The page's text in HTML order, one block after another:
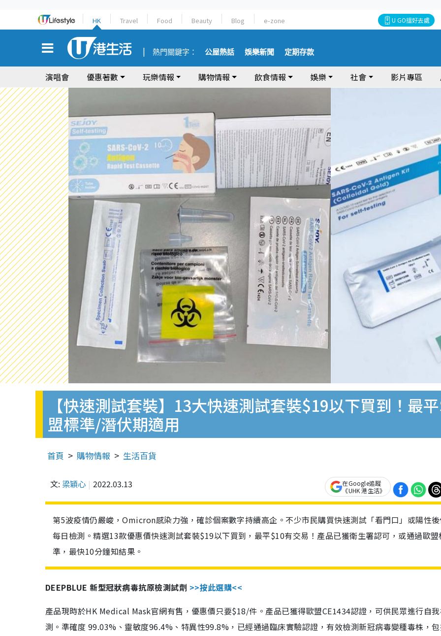
HK Travel Food Beauty Blog e-zone U GO搵好去處
熱門關鍵字： 公屋熱話 娛樂新聞 定期存款
演唱會 優惠著數 玩樂情報 購物情報 飲食情報 娛樂 社會 影片專區
【快速測試套裝】13大快速測試套裝$19以下買到！最
盟標準/潛伏期適用
首頁 購物情報 生活百貨
文: 梁穎心 2022.03.13
在Google追蹤
《UHK 港生活》
第5波疫情仍嚴峻，Omicron感染力強，確診個案數字持續高企。不少市民購買快速測試「看門口」或陽性
每日檢測。精選13款優惠價快速測試套裝$19以下買到，最平$10有交易！產品已獲衛生署認可，或通過歐盟
準，最快10分鐘知結果。
DEEPBLUE 新型冠狀病毒抗原檢測試劑 >>按此選購<<
產品現時於HK Medical Mask官網有售，優惠價只要$18/件。產品已獲得歐盟CE1434認證，可供民眾進行自
測。準確度 99.03%、靈敏度96.4%、特異性99.8%，已經通過臨床實驗認證，有效檢測新冠病毒變種毒株，